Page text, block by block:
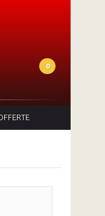
0